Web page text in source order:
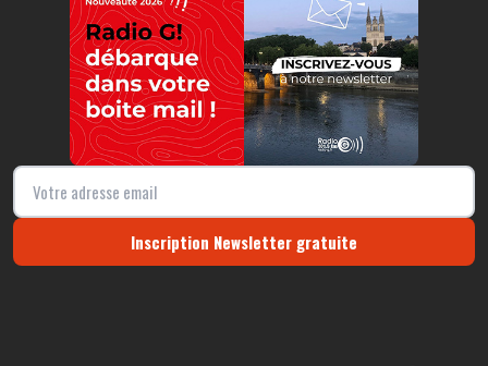
Inscription Newsletter gratuite